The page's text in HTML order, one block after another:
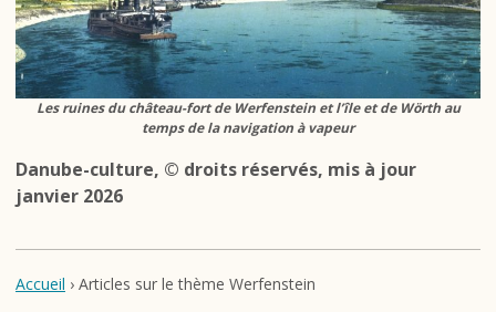
Les ruines du château-fort de Werfenstein et l’île et de Wörth au
temps de la navigation à vapeur
Danube-culture, © droits réservés, mis à jour
janvier 2026
Accueil › Articles sur le thème Werfenstein